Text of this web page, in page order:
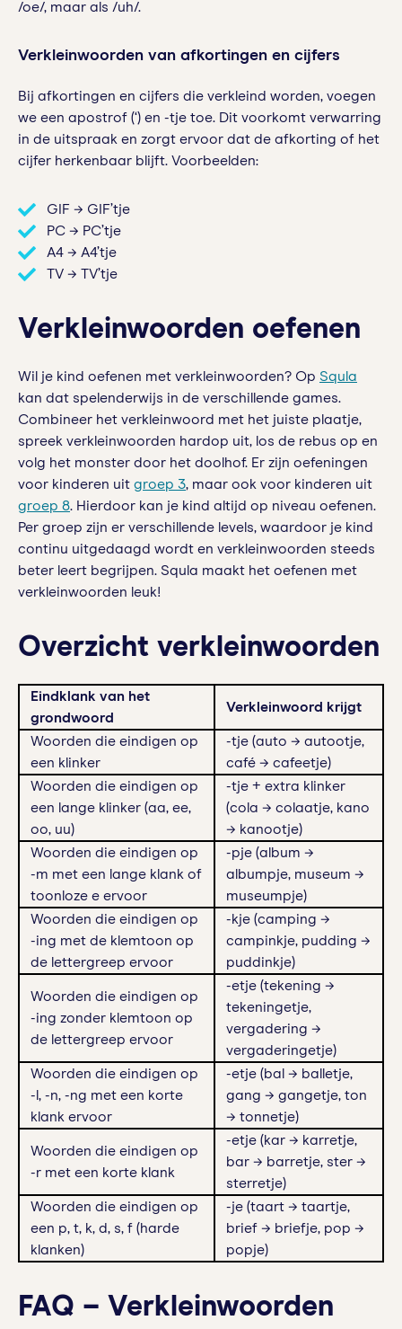
/oe/, maar als /uh/.
Verkleinwoorden van afkortingen en cijfers
Bij afkortingen en cijfers die verkleind worden, voegen
we een apostrof (‘) en -tje toe. Dit voorkomt verwarring
in de uitspraak en zorgt ervoor dat de afkorting of het
cijfer herkenbaar blijft. Voorbeelden:
GIF → GIF’tje
PC → PC’tje
A4 → A4’tje
TV → TV’tje
Verkleinwoorden oefenen
Wil je kind oefenen met verkleinwoorden? Op Squla
kan dat spelenderwijs in de verschillende games.
Combineer het verkleinwoord met het juiste plaatje,
spreek verkleinwoorden hardop uit, los de rebus op en
volg het monster door het doolhof. Er zijn oefeningen
voor kinderen uit groep 3, maar ook voor kinderen uit
groep 8. Hierdoor kan je kind altijd op niveau oefenen.
Per groep zijn er verschillende levels, waardoor je kind
continu uitgedaagd wordt en verkleinwoorden steeds
beter leert begrijpen. Squla maakt het oefenen met
verkleinwoorden leuk!
Overzicht verkleinwoorden
Eindklank van het
grondwoord
Verkleinwoord krijgt
Woorden die eindigen op
een klinker
-tje (auto → autootje,
café → cafeetje)
Woorden die eindigen op
een lange klinker (aa, ee,
oo, uu)
-tje + extra klinker
(cola → colaatje, kano
→ kanootje)
Woorden die eindigen op
-m met een lange klank of
toonloze e ervoor
-pje (album →
albumpje, museum →
museumpje)
Woorden die eindigen op
-ing met de klemtoon op
de lettergreep ervoor
-kje (camping →
campinkje, pudding →
puddinkje)
Woorden die eindigen op
-ing zonder klemtoon op
de lettergreep ervoor
-etje (tekening →
tekeningetje,
vergadering →
vergaderingetje)
Woorden die eindigen op
-l, -n, -ng met een korte
klank ervoor
-etje (bal → balletje,
gang → gangetje, ton
→ tonnetje)
Woorden die eindigen op
-r met een korte klank
-etje (kar → karretje,
bar → barretje, ster →
sterretje)
Woorden die eindigen op
een p, t, k, d, s, f (harde
klanken)
-je (taart → taartje,
brief → briefje, pop →
popje)
FAQ – Verkleinwoorden